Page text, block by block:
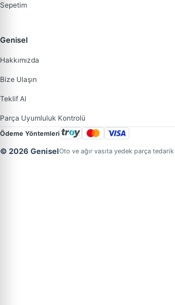
Sepetim
Genisel
Hakkımızda
Bize Ulaşın
Teklif Al
Parça Uyumluluk Kontrolü
Ödeme Yöntemleri
© 2026 GeniselOto ve ağır vasıta yedek parça